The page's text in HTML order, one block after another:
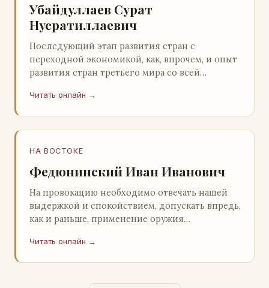
Убайдуллаев Сурат
Нусратиллаевич
Последующий этап развития стран с
переходной экономикой, как, впрочем, и опыт
развития стран третьего мира со всей
ошибочность такого предс…
Читать онлайн →
НА ВОСТОКЕ
Федюнинский Иван Иванович
На провокацию необходимо отвечать нашей
выдержкой и спокойствием, допускать впредь,
как и раньше, применение оружия
самообороны о…
Читать онлайн →